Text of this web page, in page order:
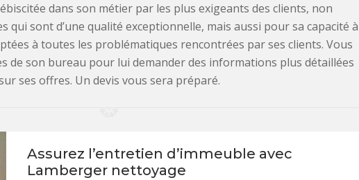
dans son métier par les plus exigeants des clients, non
qui sont d’une qualité exceptionnelle, mais aussi pour sa capacité à
à toutes les problématiques rencontrées par ses clients. Vous
de son bureau pour lui demander des informations plus détaillées
ses offres. Un devis vous sera préparé.
Assurez l’entretien d’immeuble avec
Lamberger nettoyage